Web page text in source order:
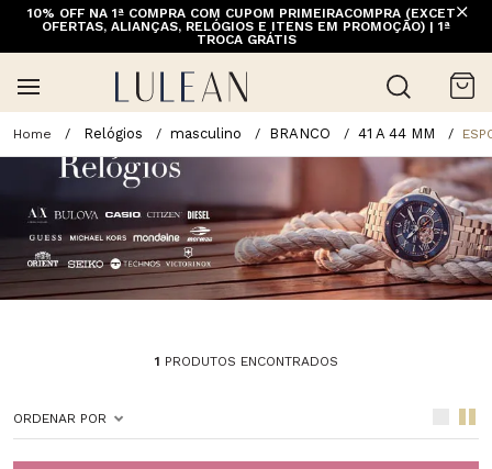
10% OFF NA 1ª COMPRA COM CUPOM PRIMEIRACOMPRA (EXCETO
OFERTAS, ALIANÇAS, RELÓGIOS E ITENS EM PROMOÇÃO) | 1ª
TROCA GRÁTIS
Relógios masculino BRANCO 41 A 44 MM
1 PRODUTOS ENCONTRADOS
ORDENAR POR